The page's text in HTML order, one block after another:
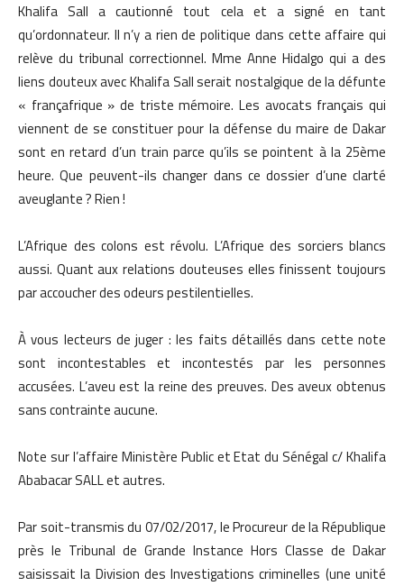
Khalifa Sall a cautionné tout cela et a signé en tant
qu’ordonnateur. Il n’y a rien de politique dans cette affaire qui
relève du tribunal correctionnel. Mme Anne Hidalgo qui a des
liens douteux avec Khalifa Sall serait nostalgique de la défunte
« françafrique » de triste mémoire. Les avocats français qui
viennent de se constituer pour la défense du maire de Dakar
sont en retard d’un train parce qu’ils se pointent à la 25ème
heure. Que peuvent-ils changer dans ce dossier d’une clarté
aveuglante ? Rien !
L’Afrique des colons est révolu. L’Afrique des sorciers blancs
aussi. Quant aux relations douteuses elles finissent toujours
par accoucher des odeurs pestilentielles.
À vous lecteurs de juger : les faits détaillés dans cette note
sont incontestables et incontestés par les personnes
accusées. L’aveu est la reine des preuves. Des aveux obtenus
sans contrainte aucune.
Note sur l’affaire Ministère Public et Etat du Sénégal c/ Khalifa
Ababacar SALL et autres.
Par soit-transmis du 07/02/2017, le Procureur de la République
près le Tribunal de Grande Instance Hors Classe de Dakar
saisissait la Division des Investigations criminelles (une unité